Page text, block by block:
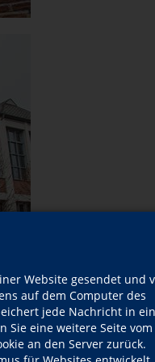
Website gesendet und
auf dem Computer des
jede Nachricht in
Sie eine weitere Seite vom
an den Server zurück.